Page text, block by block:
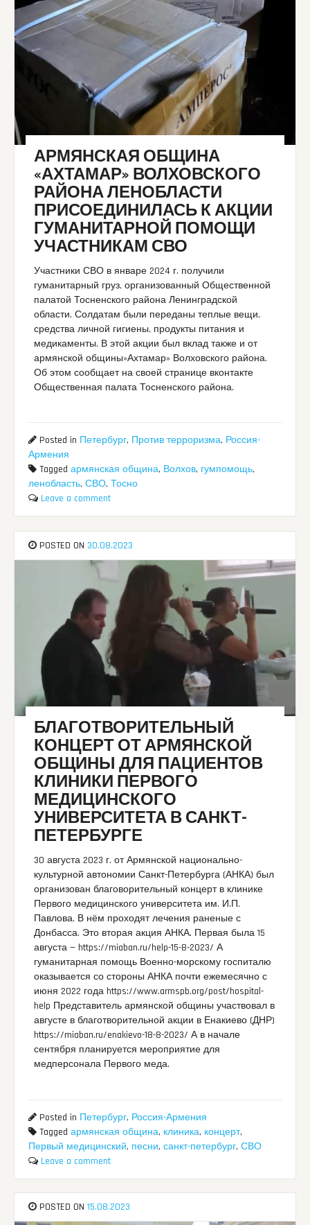
АРМЯНСКАЯ ОБЩИНА
«АХТАМАР» ВОЛХОВСКОГО
РАЙОНА ЛЕНОБЛАСТИ
ПРИСОЕДИНИЛАСЬ К АКЦИИ
ГУМАНИТАРНОЙ ПОМОЩИ
УЧАСТНИКАМ СВО
Участники СВО в январе 2024 г. получили
гуманитарный груз, организованный Общественной
палатой Тосненского района Ленинградской
области. Солдатам были переданы теплые вещи,
средства личной гигиены, продукты питания и
медикаменты. В этой акции был вклад также и от
армянской общины»Ахтамар» Волховского района.
Об этом сообщает на своей странице вконтакте
Общественная палата Тосненского района.
Posted in Петербург, Против терроризма, Россия-
Армения
Taggedармянская община, Волхов, гумпомощь,
ленобласть,СВО,Тосно
Leave a comment
POSTED ON 30.08.2023
БЛАГОТВОРИТЕЛЬНЫЙ
КОНЦЕРТ ОТ АРМЯНСКОЙ
ОБЩИНЫ ДЛЯ ПАЦИЕНТОВ
КЛИНИКИ ПЕРВОГО
МЕДИЦИНСКОГО
УНИВЕРСИТЕТА В САНКТ-
ПЕТЕРБУРГЕ
30 августа 2023 г. от Армянской национально-
культурной автономии Санкт-Петербурга (АНКА) был
организован благоворительный концерт в клинике
Первого медицинского университета им. И.П.
Павлова. В нём проходят лечения раненые с
Донбасса. Это вторая акция АНКА. Первая была 15
августа — https://miaban.ru/help-15-8-2023/ А
гуманитарная помощь Военно-морскому госпиталю
оказывается со стороны АНКА почти ежемесячно с
июня 2022 года https://www.armspb.org/post/hospital-
help Представитель армянской общины участвовал в
августе в благотворительной акции в Енакиево (ДНР)
https://miaban.ru/enakievo-18-8-2023/ А в начале
сентября планируется мероприятие для
медперсонала Первого меда.
Posted in Петербург, Россия-Армения
Taggedармянская община, клиника, концерт,
Первый медицинский, песни,санкт-петербург,СВО
Leave a comment
POSTED ON15.08.2023